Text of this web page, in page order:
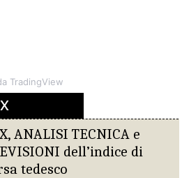
TradingView
ANALISI TECNICA e
dell’indice di
tedesco